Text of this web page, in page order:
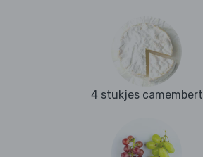
4 stukjes camembert